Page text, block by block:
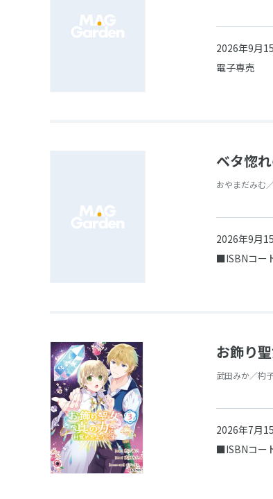
2026年9月
電子専売
ベタ惚
おやまだみむ
2026年9月
■ISBNコー
お飾り
武田みか／杓
2026年7月
■ISBNコー